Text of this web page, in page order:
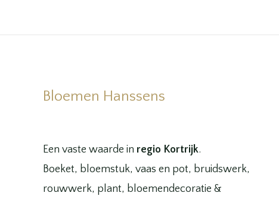
Bloemen Hanssens
Een vaste waarde in regio Kortrijk.
Boeket, bloemstuk, vaas en pot, bruidswerk,
rouwwerk, plant, bloemendecoratie &